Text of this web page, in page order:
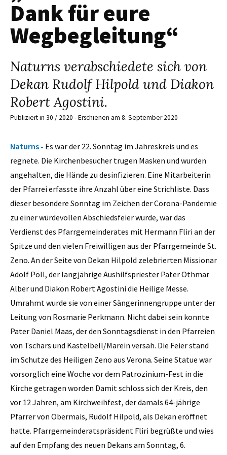
Dank für eure
Wegbegleitung“
Naturns verabschiedete sich von
Dekan Rudolf Hilpold und Diakon
Robert Agostini.
Publiziert in 30 / 2020 - Erschienen am 8. September 2020
Naturns - Es war der 22. Sonntag im Jahreskreis und es
regnete. Die Kirchenbesucher trugen Masken und wurden
angehalten, die Hände zu desinfizieren. Eine Mitarbeiterin
der Pfarrei erfasste ihre Anzahl über eine Strichliste. Dass
dieser besondere Sonntag im Zeichen der Corona-Pandemie
zu einer würdevollen Abschiedsfeier wurde, war das
Verdienst des Pfarrgemeinderates mit Hermann Fliri an der
Spitze und den vielen Freiwilligen aus der Pfarrgemeinde St.
Zeno. An der Seite von Dekan Hilpold zelebrierten Missionar
Adolf Pöll, der langjährige Aushilfspriester Pater Othmar
Alber und Diakon Robert Agostini die Heilige Messe.
Umrahmt wurde sie von einer Sängerinnengruppe unter der
Leitung von Rosmarie Perkmann. Nicht dabei sein konnte
Pater Daniel Maas, der den Sonntagsdienst in den Pfarreien
von Tschars und Kastelbell/Marein versah. Die Feier stand
im Schutze des Heiligen Zeno aus Verona. Seine Statue war
vorsorglich eine Woche vor dem Patrozinium-Fest in die
Kirche getragen worden Damit schloss sich der Kreis, den
vor 12 Jahren, am Kirchweihfest, der damals 64-jährige
Pfarrer von Obermais, Rudolf Hilpold, als Dekan eröffnet
hatte. Pfarrgemeinderatspräsident Fliri begrüßte und wies
auf den Empfang des neuen Dekans am Sonntag, 6.